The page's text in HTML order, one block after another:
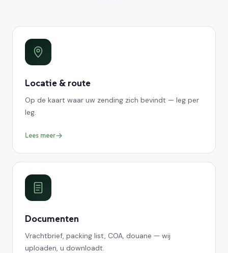
Locatie & route
Op de kaart waar uw zending zich bevindt — leg per
leg.
Lees meer
Documenten
Vrachtbrief, packing list, COA, douane — wij
uploaden, u downloadt.